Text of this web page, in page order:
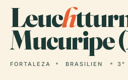
Leuch
Mucuripe
FORTALEZA BRASILIEN 3°